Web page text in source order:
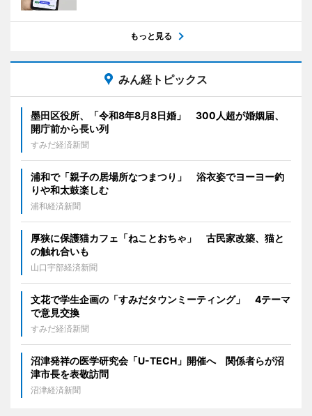
もっと見る
みん経トピックス
墨田区役所、「令和8年8月8日婚」 300人超が婚姻届、
開庁前から長い列
すみだ経済新聞
浦和で「親子の居場所なつまつり」 浴衣姿でヨーヨー釣
りや和太鼓楽しむ
浦和経済新聞
厚狭に保護猫カフェ「ねことおちゃ」 古民家改築、猫と
の触れ合いも
山口宇部経済新聞
文花で学生企画の「すみだタウンミーティング」 4テーマ
で意見交換
すみだ経済新聞
沼津発祥の医学研究会「U-TECH」開催へ 関係者らが沼
津市長を表敬訪問
沼津経済新聞